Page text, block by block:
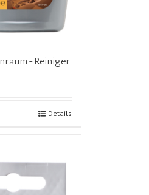
Reiniger
Details